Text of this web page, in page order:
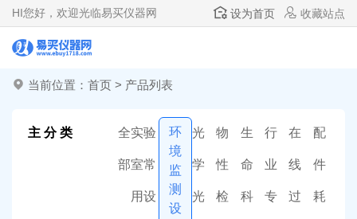
HI您好，欢迎光临易买仪器网 设为首页 收藏站点
当前位置： 首页 > 产品列表
主 分 类 全
部
实验
室常
用设
环
境
监
测
设
光
学
光
物
性
检
生
命
科
行
业
专
在
线
过
配
件
耗